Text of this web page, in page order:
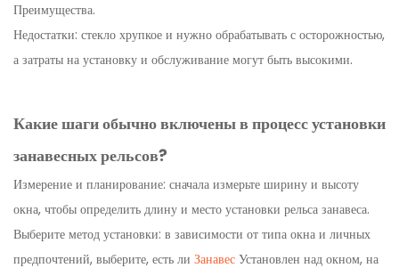
Преимущества.
Недостатки: стекло хрупкое и нужно обрабатывать с осторожностью,
а затраты на установку и обслуживание могут быть высокими.
Какие шаги обычно включены в процесс установки
занавесных рельсов?
Измерение и планирование: сначала измерьте ширину и высоту
окна, чтобы определить длину и место установки рельса занавеса.
Выберите метод установки: в зависимости от типа окна и личных
предпочтений, выберите, есть ли Занавес Установлен над окном, на